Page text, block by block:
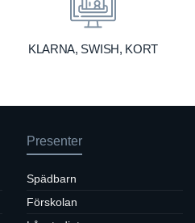
KLARNA, SWISH, KORT
Presenter
Spädbarn
Förskolan